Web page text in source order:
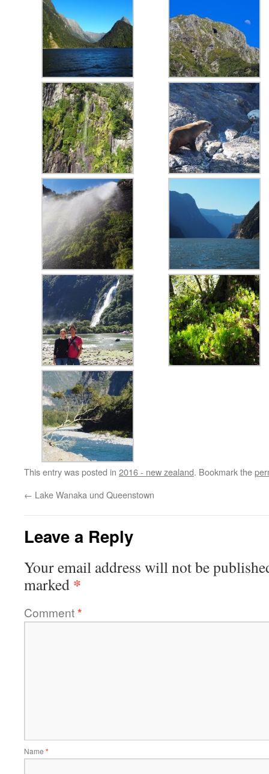
This entry was posted in 2016 - new zealand. Bookmark the
← Lake Wanaka und Queenstown
Leave a Reply
Your email address will not be
marked *
Comment*
Name *